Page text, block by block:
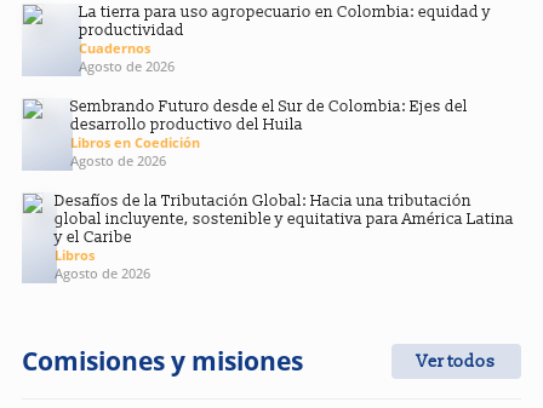
La tierra para uso agropecuario en Colombia: equidad y
productividad
Cuadernos
Agosto de 2026
Sembrando Futuro desde el Sur de Colombia: Ejes del
desarrollo productivo del Huila
Libros en Coedición
Agosto de 2026
Desafíos de la Tributación Global: Hacia una tributación
global incluyente, sostenible y equitativa para América Latina
y el Caribe
Libros
Agosto de 2026
Comisiones y misiones Ver todos